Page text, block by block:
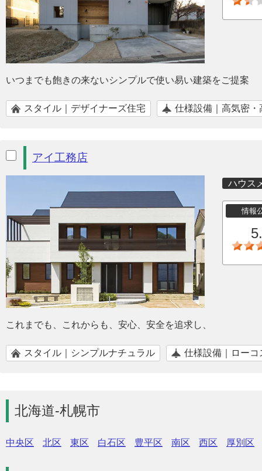
いつまでも飽きの来ないシンプルで使い易い建築をご提案
スタイル｜デザイナーズ住宅 仕様設備｜高気密・
アイ工務店
ハウス
情報
これまでも、これからも、安心、安全を追求し、
スタイル｜シンプルナチュラル 仕様設備｜ローコ
北海道-札幌市
中央区 北区 東区 白石区 豊平区 南区 西区 厚別区